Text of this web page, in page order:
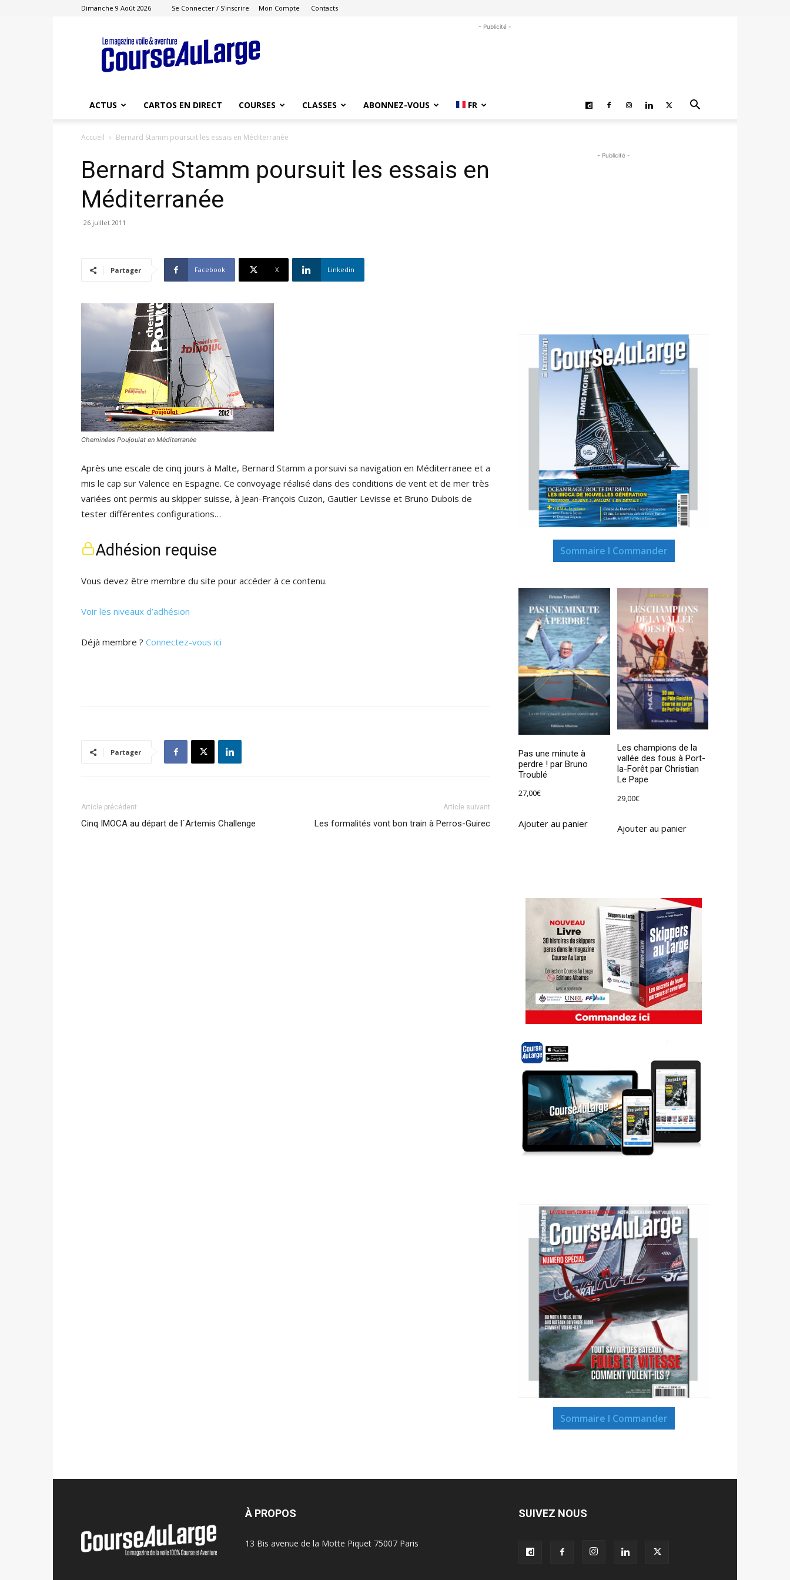
Dimanche 9 Août 2026 Se Connecter / S'inscrire Mon Compte Contacts
Course
au
Large
- Publicité -
ACTUS CARTOS EN DIRECT COURSES CLASSES ABONNEZ-VOUS FR
Accueil Bernard Stamm poursuit les essais en Méditerranée
Bernard Stamm poursuit les essais en
Méditerranée
26 juillet 2011
Partager Facebook X Linkedin
Cheminées Poujoulat en Méditerranée
Après une escale de cinq jours à Malte, Bernard Stamm a porsuivi sa navigation en Méditerranee et a
mis le cap sur Valence en Espagne. Ce convoyage réalisé dans des conditions de vent et de mer très
variées ont permis au skipper suisse, à Jean-François Cuzon, Gautier Levisse et Bruno Dubois de
tester différentes configurations…
Adhésion requise
Vous devez être membre du site pour accéder à ce contenu.
Voir les niveaux d’adhésion
Déjà membre ? Connectez-vous ici
Partager
Article précédent
Cinq IMOCA au départ de l´Artemis Challenge
Article suivant
Les formalités vont bon train à Perros-Guirec
- Publicité -
Sommaire I Commander
Pas une minute à
perdre ! par Bruno
Troublé
27,00€
Ajouter au panier
Les champions de la
vallée des fous à Port-
la-Forêt par Christian
Le Pape
29,00€
Ajouter au panier
Sommaire I Commander
À PROPOS
13 Bis avenue de la Motte Piquet 75007 Paris
SUIVEZ NOUS